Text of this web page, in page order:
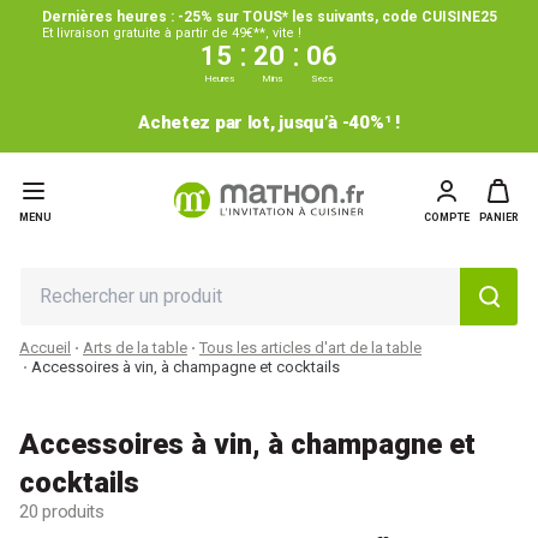
Dernières heures : -25% sur TOUS* les suivants, code CUISINE25
Et livraison gratuite à partir de 49€**, vite !
15 : 20 : 05
Heures Mins Secs
Achetez par lot, jusqu’à -40%¹ !
MENU COMPTE PANIER
Accueil Arts de la table
Tous les articles d'art de la table
Accessoires à vin, à champagne et cocktails
Accessoires à vin, à champagne et
cocktails
20 produits